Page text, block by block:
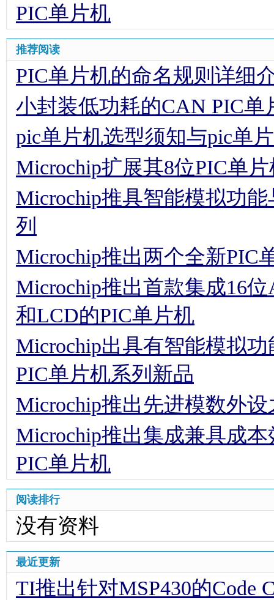
PIC单片机
推荐阅读
PIC单片机的命名规则详细
小封装低功耗的CAN PIC单
pic单片机选型须知与pic单
Microchip扩展其8位PIC单
Microchip推具智能模拟功
列
Microchip推出两个全新PIC
Microchip推出首款集成16
和LCD的PIC单片机
Microchip出具有智能模拟
PIC单片机系列新品
Microchip推出先进模数外
Microchip推出集成兼具成
PIC单片机
阅读排行
没有资料
最近更新
TI推出针对MSP430的Code